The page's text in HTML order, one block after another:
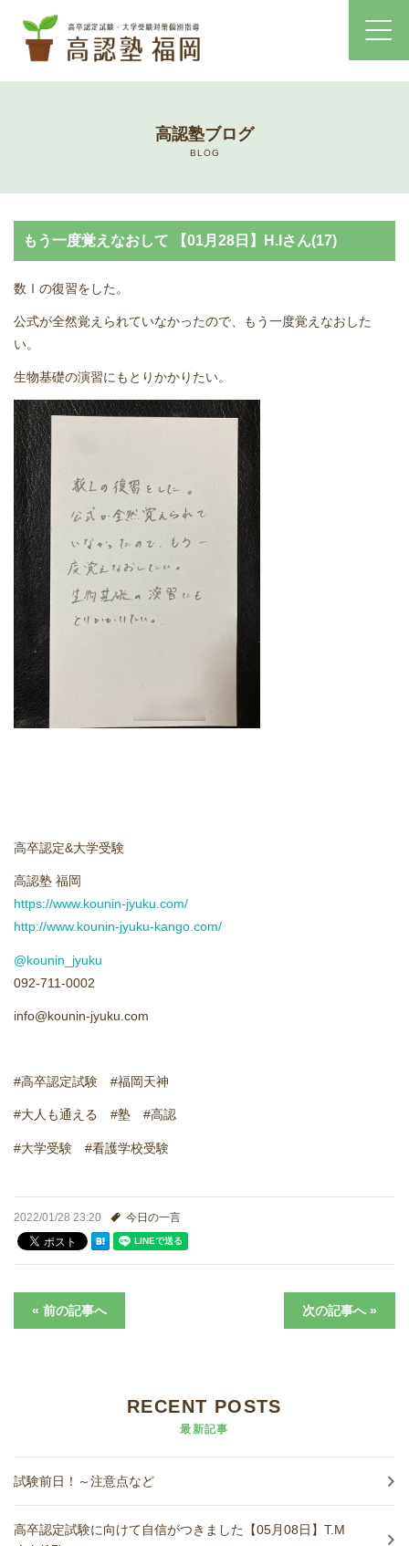
高認塾のご案内
講師紹介
高卒認定試験とは
どうやって勉強する？
合格後の進路
よくあるご質問
オンライン個別指導
アクセス情報
プライバシーポリシー
生徒さんの声
高認塾ブログ
BLOG
もう一度覚えなおして 【01月28日】H.Iさん(17)
数Ⅰの復習をした。
公式が全然覚えられていなかったので、もう一度覚えなおした
い。
生物基礎の演習にもとりかかりたい。
高卒認定&大学受験
高認塾 福岡
https://www.kounin-jyuku.com/
http://www.kounin-jyuku-kango.com/
@kounin_jyuku
092-711-0002
info@kounin-jyuku.com
#高卒認定試験 #福岡天神
#大人も通える #塾 #高認
#大学受験 #看護学校受験
2022/01/28 23:20 今日の一言
« 前の記事へ 次の記事へ »
RECENT POSTS
最新記事
試験前日！～注意点など
高卒認定試験に向けて自信がつきました【05月08日】T.M